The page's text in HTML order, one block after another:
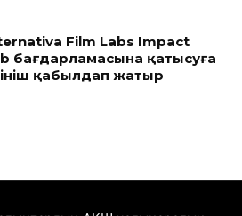
Film Labs Impact
бағдарламасына қатысуға
қабылдап жатыр